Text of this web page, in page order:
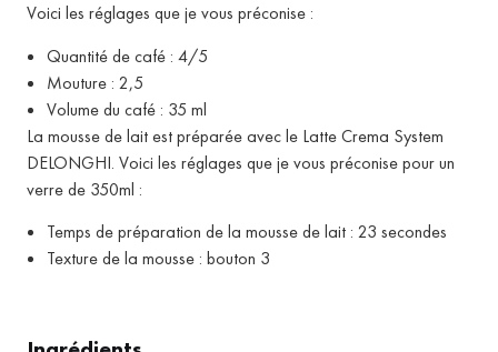
Voici les réglages que je vous préconise :
Quantité de café : 4/5
Mouture : 2,5
Volume du café : 35 ml
La mousse de lait est préparée avec le Latte Crema System
DELONGHI. Voici les réglages que je vous préconise pour un
verre de 350ml :
Temps de préparation de la mousse de lait : 23 secondes
Texture de la mousse : bouton 3